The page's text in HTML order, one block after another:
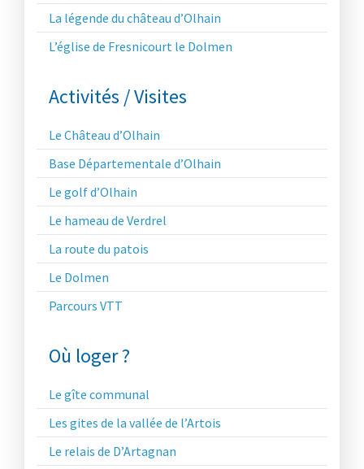
La légende du château d’Olhain
L’église de Fresnicourt le Dolmen
Activités / Visites
Le Château d’Olhain
Base Départementale d’Olhain
Le golf d’Olhain
Le hameau de Verdrel
La route du patois
Le Dolmen
Parcours VTT
Où loger ?
Le gîte communal
Les gites de la vallée de l’Artois
Le relais de D’Artagnan